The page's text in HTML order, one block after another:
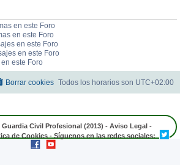
en este Foro
en este Foro
en este Foro
en este Foro
este Foro
Todos los horarios son UTC+02:00
Borrar cookies
Civil Profesional (2013) - Aviso Legal -
de Cookies - Síguenos en las redes sociales: